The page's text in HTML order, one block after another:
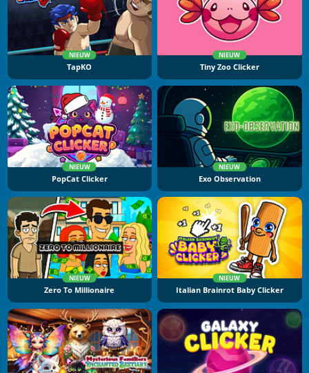
NIEUW
TapKO
NIEUW
Tiny Zoo Clicker
NIEUW
PopCat Clicker
NIEUW
Exo Observation
NIEUW
Zero To Millionaire
NIEUW
Italian Brainrot Baby Clicker